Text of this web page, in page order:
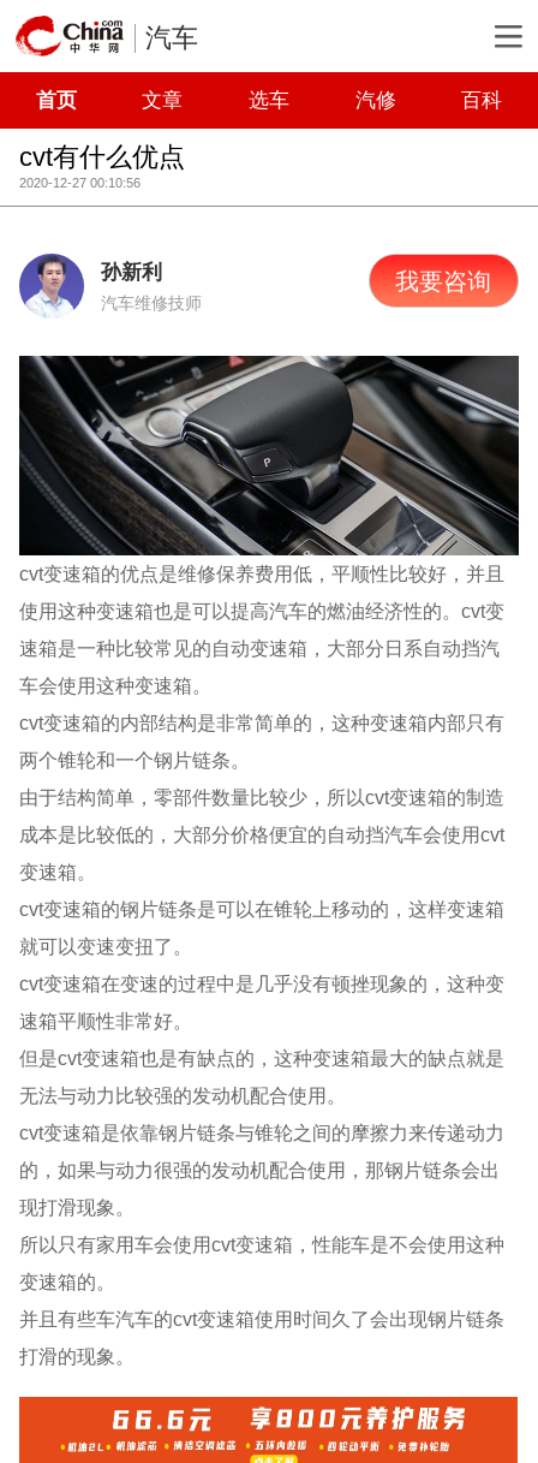
汽车
首页 文章 选车 汽修 百科
cvt有什么优点
2020-12-27 00:10:56
孙新利
汽车维修技师
我要咨询
cvt变速箱的优点是维修保养费用低，平顺性比较好，并且
使用这种变速箱也是可以提高汽车的燃油经济性的。cvt变
速箱是一种比较常见的自动变速箱，大部分日系自动挡汽
车会使用这种变速箱。
cvt变速箱的内部结构是非常简单的，这种变速箱内部只有
两个锥轮和一个钢片链条。
由于结构简单，零部件数量比较少，所以cvt变速箱的制造
成本是比较低的，大部分价格便宜的自动挡汽车会使用cvt
变速箱。
cvt变速箱的钢片链条是可以在锥轮上移动的，这样变速箱
就可以变速变扭了。
cvt变速箱在变速的过程中是几乎没有顿挫现象的，这种变
速箱平顺性非常好。
但是cvt变速箱也是有缺点的，这种变速箱最大的缺点就是
无法与动力比较强的发动机配合使用。
cvt变速箱是依靠钢片链条与锥轮之间的摩擦力来传递动力
的，如果与动力很强的发动机配合使用，那钢片链条会出
现打滑现象。
所以只有家用车会使用cvt变速箱，性能车是不会使用这种
变速箱的。
并且有些车汽车的cvt变速箱使用时间久了会出现钢片链条
打滑的现象。